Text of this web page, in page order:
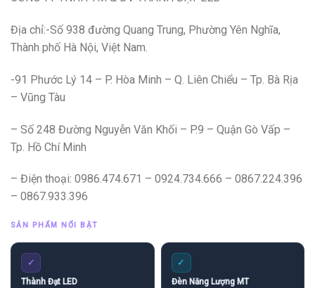
Địa chỉ:-Số 938 đường Quang Trung, Phường Yên Nghĩa,
Thành phố Hà Nội, Việt Nam.
-91 Phước Lý 14 – P. Hòa Minh – Q. Liên Chiểu – Tp. Bà Rịa
– Vũng Tàu
– Số 248 Đường Nguyễn Văn Khối – P.9 – Quận Gò Vấp –
Tp. Hồ Chí Minh
– Điện thoại: 0986.474.671 – 0924.734.666 – 0867.224.396
– 0867.933.396
SẢN PHẨM NỔI BẬT
✓
Thành Đạt LED
✓
Đèn Năng Lượng MT